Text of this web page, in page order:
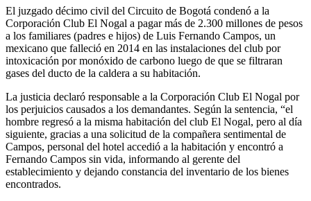
El juzgado décimo civil del Circuito de Bogotá condenó a la
Corporación Club El Nogal a pagar más de 2.300 millones de pesos
a los familiares (padres e hijos) de Luis Fernando Campos, un
mexicano que falleció en 2014 en las instalaciones del club por
intoxicación por monóxido de carbono luego de que se filtraran
gases del ducto de la caldera a su habitación.
La justicia declaró responsable a la Corporación Club El Nogal por
los perjuicios causados a los demandantes. Según la sentencia, “el
hombre regresó a la misma habitación del club El Nogal, pero al día
siguiente, gracias a una solicitud de la compañera sentimental de
Campos, personal del hotel accedió a la habitación y encontró a
Fernando Campos sin vida, informando al gerente del
establecimiento y dejando constancia del inventario de los bienes
encontrados.